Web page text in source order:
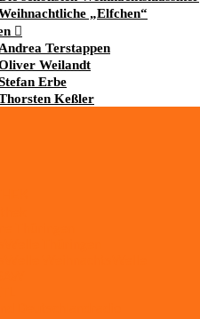
„Elfchen“
Andrea Terstappen
Weilandt
Erbe
Keßler